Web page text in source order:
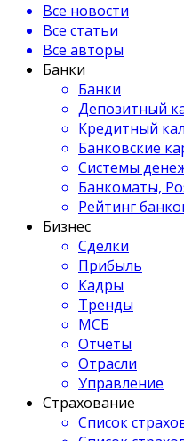
Все новости
Все статьи
Все авторы
Банки
Банки
Депозитный
Кредитный
Банковские
Системы
Банкоматы,
Рейтинг
Бизнес
Сделки
Прибыль
Кадры
Тренды
МСБ
Отчеты
Отрасли
Управление
Страхование
Список